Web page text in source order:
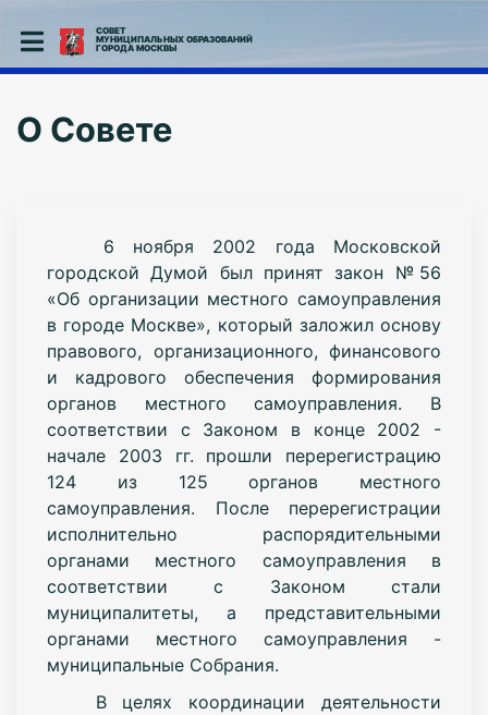
СОВЕТ
МУНИЦИПАЛЬНЫХ ОБРАЗОВАНИЙ
ГОРОДА МОСКВЫ
О Совете
6 ноября 2002 года Московской
городской Думой был принят закон №56
«Об организации местного самоуправления
в городе Москве», который заложил основу
правового, организационного, финансового
и кадрового обеспечения формирования
органов местного самоуправления. В
соответствии с Законом в конце 2002 -
начале 2003 гг. прошли перерегистрацию
124 из 125 органов местного
самоуправления. После перерегистрации
исполнительно распорядительными
органами местного самоуправления в
соответствии с Законом стали
муниципалитеты, а представительными
органами местного самоуправления -
муниципальные Собрания.
В целях координации деятельности